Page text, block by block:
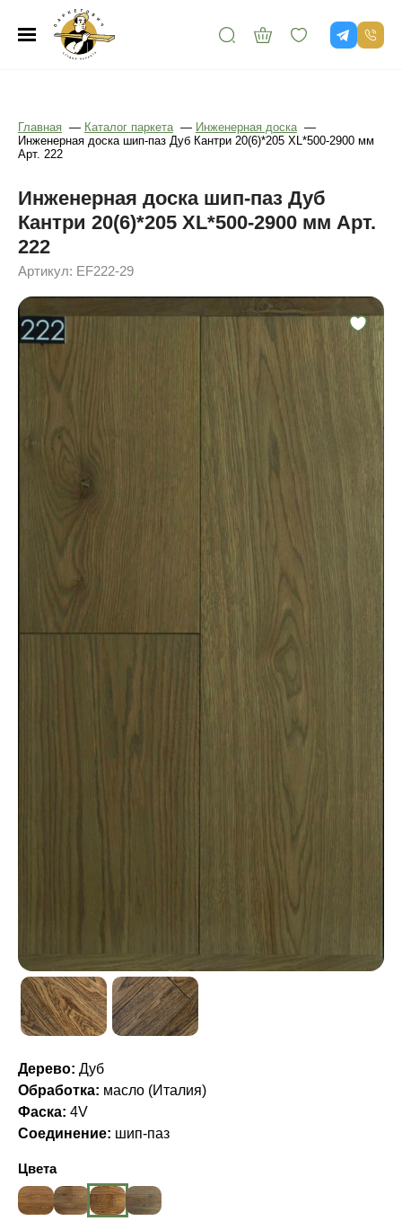
Главная — Каталог паркета — Инженерная доска —
Инженерная доска шип-паз Дуб Кантри 20(6)*205 XL*500-2900 мм
Арт. 222
Инженерная доска шип-паз Дуб
Кантри 20(6)*205 XL*500-2900 мм Арт.
222
Артикул: EF222-29
Дерево: Дуб
Обработка: масло (Италия)
Фаска: 4V
Соединение: шип-паз
Цвета